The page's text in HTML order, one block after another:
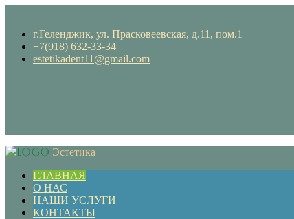
г.Геленджик, ул. Прасковеевская, д.11, пом.1
+7(918) 632-33-34
estetikadent11@gmail.com
Эстетика
ГЛАВНАЯ
О НАС
НАШИ УСЛУГИ
КОНТАКТЫ